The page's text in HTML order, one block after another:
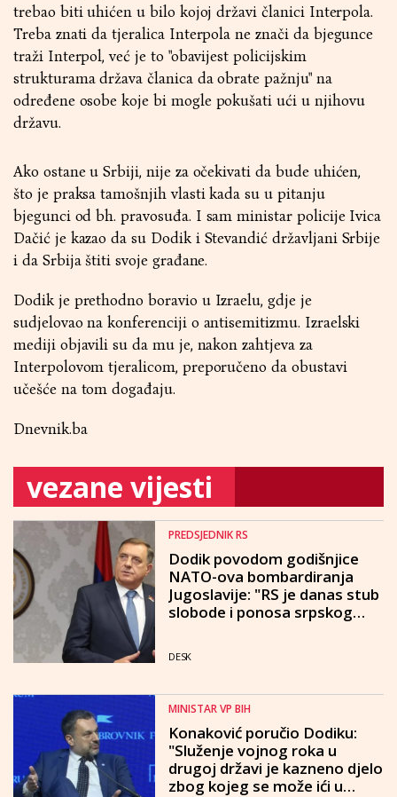
trebao biti uhićen u bilo kojoj državi članici Interpola.
Treba znati da tjeralica Interpola ne znači da bjegunce
traži Interpol, već je to "obavijest policijskim
strukturama država članica da obrate pažnju" na
određene osobe koje bi mogle pokušati ući u njihovu
državu.
Ako ostane u Srbiji, nije za očekivati da bude uhićen,
što je praksa tamošnjih vlasti kada su u pitanju
bjegunci od bh. pravosuđa. I sam ministar policije Ivica
Dačić je kazao da su Dodik i Stevandić državljani Srbije
i da Srbija štiti svoje građane.
Dodik je prethodno boravio u Izraelu, gdje je
sudjelovao na konferenciji o antisemitizmu. Izraelski
mediji objavili su da mu je, nakon zahtjeva za
Interpolovom tjeralicom, preporučeno da obustavi
učešće na tom događaju.
Dnevnik.ba
vezane vijesti
PREDSJEDNIK RS
Dodik povodom godišnjice
NATO-ova bombardiranja
Jugoslavije: "RS je danas stub
slobode i ponosa srpskog
DESK
MINISTAR VP BIH
Konaković poručio Dodiku:
"Služenje vojnog roka u
drugoj državi je kazneno djelo
zbog kojeg se može ići u